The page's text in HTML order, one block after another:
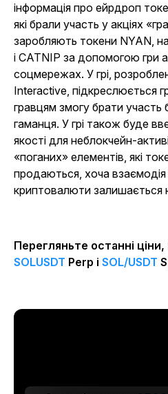
інформація про ейрдроп
які брали участь у акціях
заробляють токени NYAN,
і CATNIP за допомогою гри
соцмережах. У грі,
Interactive, підкреслюється
гравцям змогу брати
гаманця. У грі також буде
якості для неблокчейн-
«поганих» елементів, які
продаються, хоча
криптовалюти залишається
Перегляньте останні ціни,
SOLUSDT Perp і SOL/USDT